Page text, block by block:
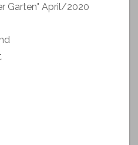
Garten" April/2020